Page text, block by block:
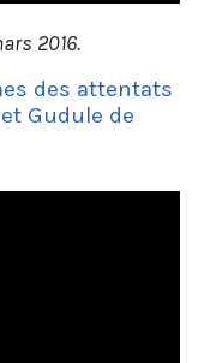
2016.
des attentats
Gudule de